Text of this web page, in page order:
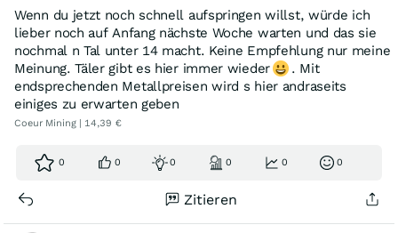
Wenn du jetzt noch schnell aufspringen willst, würde ich
lieber noch auf Anfang nächste Woche warten und das sie
nochmal n Tal unter 14 macht. Keine Empfehlung nur meine
Meinung. Täler gibt es hier immer wieder
. Mit
endsprechenden Metallpreisen wird s hier andraseits
einiges zu erwarten geben
Coeur Mining | 14,39 €
0 0 0 0 0 0
Zitieren